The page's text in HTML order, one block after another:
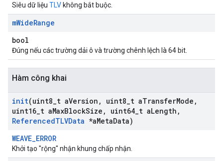
Siêu dữ liệu TLV không bắt buộc.
mWideRange
bool
Đúng nếu các trường dải ô và trường chênh lệch là 64 bit.
Hàm công khai
init(uint8 t aVersion , uint8 t aTransferMode ,
uint16 t aMaxBlockSize , uint64 t aLength ,
ReferencedTLVData *aMetaData)
WEAVE_ERROR
Khởi tạo "rộng" nhận khung chấp nhận.